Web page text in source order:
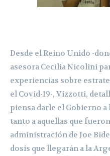
Desde el Reino Unido -
asesora Cecilia Nicolini
experiencias sobre
el Covid-19-, Vizzotti,
piensa darle el Gobierno a
tanto a aquellas que
administración de Joe
dosis que llegarán a la